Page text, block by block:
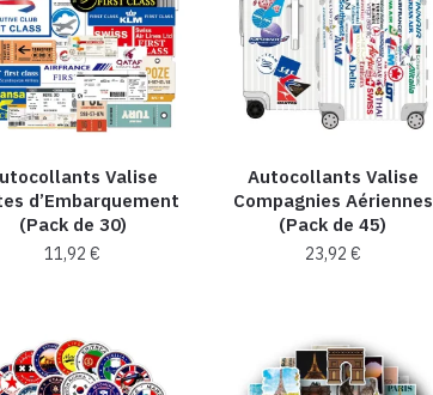
Valise
d’Embarquement
(Pack de 30)
11,92€
Autocollants Valise
Compagnies Aériennes
(Pack de 45)
23,92 €